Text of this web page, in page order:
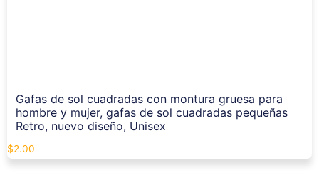
Gafas de sol cuadradas con montura gruesa para
hombre y mujer, gafas de sol cuadradas pequeñas
Retro, nuevo diseño, Unisex
$2.00